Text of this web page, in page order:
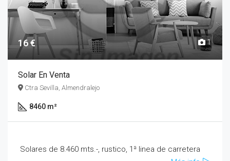
16 € 1
Solar En Venta
Ctra Sevilla, Almendralejo
8460 m²
Solares de 8.460 mts.-, rustico, 1ª linea de carretera